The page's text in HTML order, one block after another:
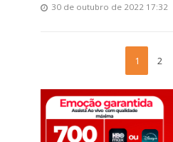
30 de outubro de 2022 17:32
1 2